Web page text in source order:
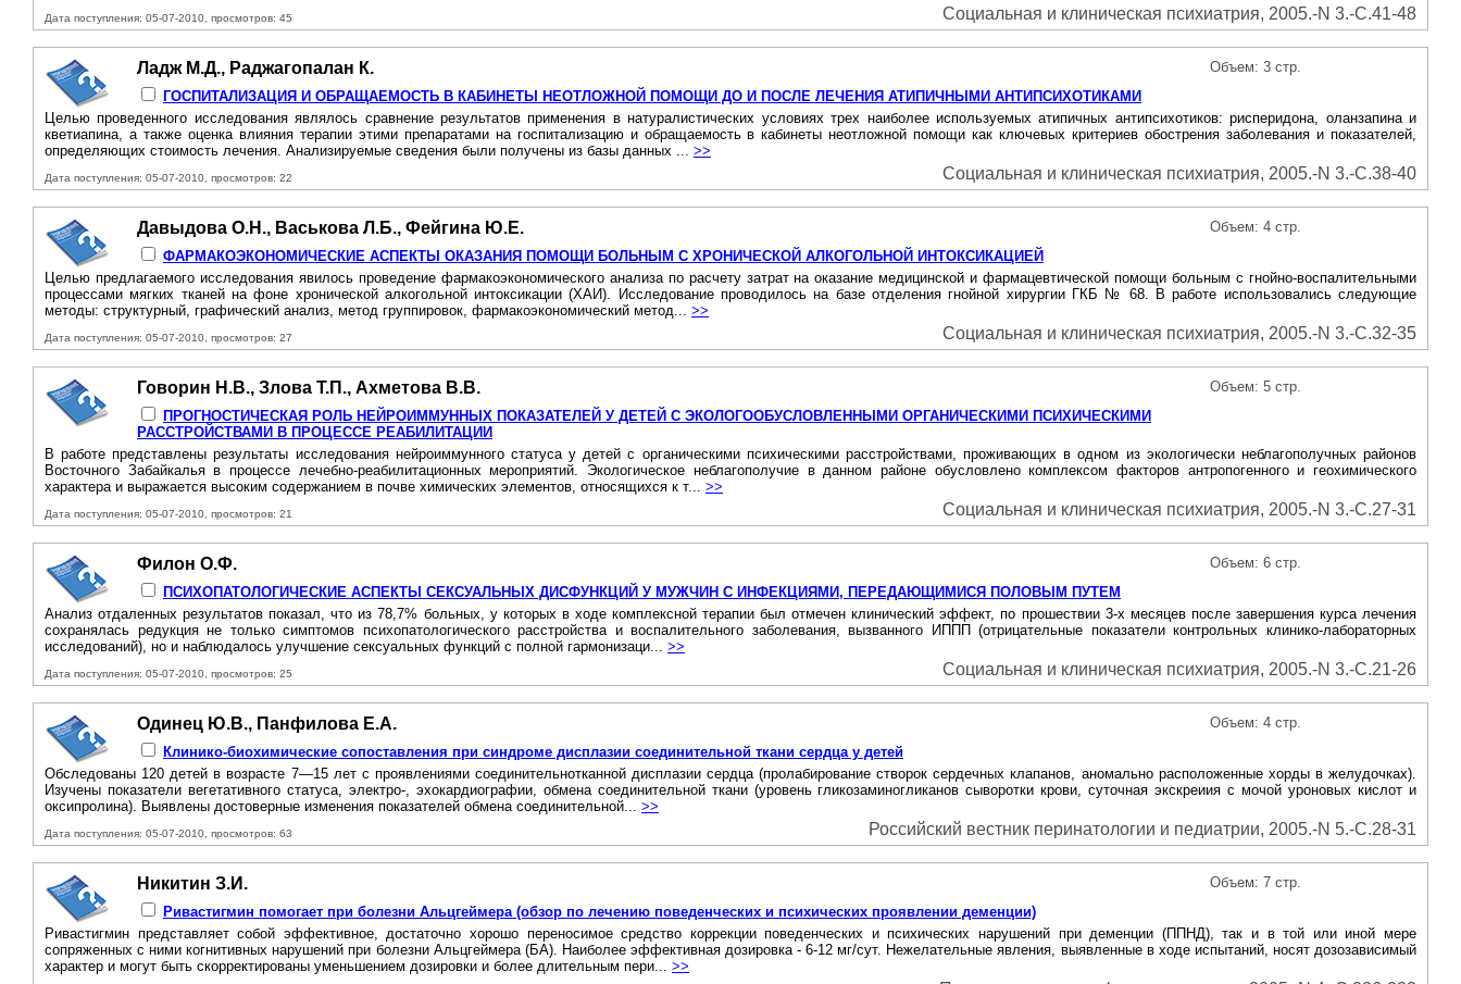
Дата поступления: 05-07-2010, просмотров: 45 Социальная и клиническая психиатрия, 2005.-N 3.-С.41-48
Ладж М.Д., Раджагопалан К.
ГОСПИТАЛИЗАЦИЯ И ОБРАЩАЕМОСТЬ В КАБИНЕТЫ НЕОТЛОЖНОЙ ПОМОЩИ ДО И ПОСЛЕ ЛЕЧЕНИЯ АТИПИЧНЫМИ АНТИПСИХОТИКАМИ
Объем: 3 стр.
Целью проведенного исследования являлось сравнение результатов применения в натуралистических условиях трех наиболее используемых атипичных антипсихотиков: рисперидона, оланзапина и
кветиапина, а также оценка влияния терапии этими препаратами на госпитализацию и обращаемость в кабинеты неотложной помощи как ключевых критериев обострения заболевания и показателей,
определяющих стоимость лечения. Анализируемые сведения были получены из базы данных ... >>
Дата поступления: 05-07-2010, просмотров: 22 Социальная и клиническая психиатрия, 2005.-N 3.-С.38-40
Давыдова О.Н., Васькова Л.Б., Фейгина Ю.Е.
ФАРМАКОЭКОНОМИЧЕСКИЕ АСПЕКТЫ ОКАЗАНИЯ ПОМОЩИ БОЛЬНЫМ С ХРОНИЧЕСКОЙ АЛКОГОЛЬНОЙ ИНТОКСИКАЦИЕЙ
Объем: 4 стр.
Целью предлагаемого исследования явилось проведение фармакоэкономического анализа по расчету затрат на оказание медицинской и фармацевтической помощи больным с гнойно-воспалительными
процессами мягких тканей на фоне хронической алкогольной интоксикации (ХАИ). Исследование проводилось на базе отделения гнойной хирургии ГКБ № 68. В работе использовались следующие
методы: структурный, графический анализ, метод группировок, фармакоэкономический метод... >>
Дата поступления: 05-07-2010, просмотров: 27 Социальная и клиническая психиатрия, 2005.-N 3.-С.32-35
Говорин Н.В., Злова Т.П., Ахметова В.В.
ПРОГНОСТИЧЕСКАЯ РОЛЬ НЕЙРОИММУННЫХ ПОКАЗАТЕЛЕЙ У ДЕТЕЙ С ЭКОЛОГООБУСЛОВЛЕННЫМИ ОРГАНИЧЕСКИМИ ПСИХИЧЕСКИМИ
РАССТРОЙСТВАМИ В ПРОЦЕССЕ РЕАБИЛИТАЦИИ
Объем: 5 стр.
В работе представлены результаты исследования нейроиммунного статуса у детей с органическими психическими расстройствами, проживающих в одном из экологически неблагополучных районов
Восточного Забайкалья в процессе лечебно-реабилитационных мероприятий. Экологическое неблагополучие в данном районе обусловлено комплексом факторов антропогенного и геохимического
характера и выражается высоким содержанием в почве химических элементов, относящихся к т... >>
Дата поступления: 05-07-2010, просмотров: 21 Социальная и клиническая психиатрия, 2005.-N 3.-С.27-31
Филон О.Ф.
ПСИХОПАТОЛОГИЧЕСКИЕ АСПЕКТЫ СЕКСУАЛЬНЫХ ДИСФУНКЦИЙ У МУЖЧИН С ИНФЕКЦИЯМИ, ПЕРЕДАЮЩИМИСЯ ПОЛОВЫМ ПУТЕМ
Объем: 6 стр.
Анализ отдаленных результатов показал, что из 78,7% больных, у которых в ходе комплексной терапии был отмечен клинический эффект, по прошествии 3-х месяцев после завершения курса лечения
сохранялась редукция не только симптомов психопатологического расстройства и воспалительного заболевания, вызванного ИППП (отрицательные показатели контрольных клинико-лабораторных
исследований), но и наблюдалось улучшение сексуальных функций с полной гармонизаци... >>
Дата поступления: 05-07-2010, просмотров: 25 Социальная и клиническая психиатрия, 2005.-N 3.-С.21-26
Одинец Ю.В., Панфилова Е.А.
Клинико-биохимические сопоставления при синдроме дисплазии соединительной ткани сердца у детей
Объем: 4 стр.
Обследованы 120 детей в возрасте 7—15 лет с проявлениями соединительнотканной дисплазии сердца (пролабирование створок сердечных клапанов, аномально расположенные хорды в желудочках).
Изучены показатели вегетативного статуса, электро-, эхокардиографии, обмена соединительной ткани (уровень гликозаминогликанов сыворотки крови, суточная экскреиия с мочой уроновых кислот и
оксипролина). Выявлены достоверные изменения показателей обмена соединительной... >>
Дата поступления: 05-07-2010, просмотров: 63 Российский вестник перинатологии и педиатрии, 2005.-N 5.-С.28-31
Никитин З.И.
Ривастигмин помогает при болезни Альцгеймера (обзор по лечению поведенческих и психических проявлении деменции)
Объем: 7 стр.
Ривастигмин представляет собой эффективное, достаточно хорошо переносимое средство коррекции поведенческих и психических нарушений при деменции (ППНД), так и в той или иной мере
сопряженных с ними когнитивных нарушений при болезни Альцгеймера (БА). Наиболее эффективная дозировка - 6-12 мг/сут. Нежелательные явления, выявленные в ходе испытаний, носят дозозависимый
характер и могут быть скорректированы уменьшением дозировки и более длительным пери... >>